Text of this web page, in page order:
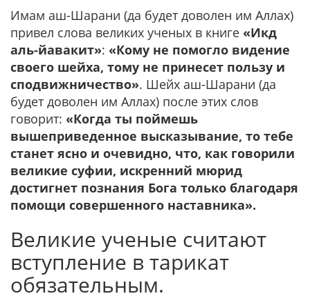
Имам аш-Шарани (да будет доволен им Аллах)
привел слова великих ученых в книге «Икд
аль-йавакит»: «Кому не помогло видение
своего шейха, тому не принесет пользу и
сподвижничество». Шейх аш-Шарани (да
будет доволен им Аллах) после этих слов
говорит: «Когда ты поймешь
вышеприведенное высказывание, то тебе
станет ясно и очевидно, что, как говорили
великие суфии, искренний мюрид
достигнет познания Бога только благодаря
помощи совершенного наставника».
Великие ученые считают
вступление в тарикат
обязательным.